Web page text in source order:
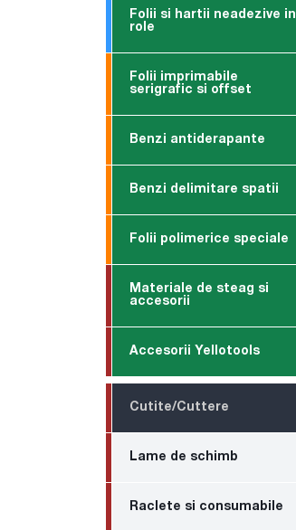
Folii si hartii neadezive in
role
Folii imprimabile
serigrafic si offset
Benzi antiderapante
Benzi delimitare spatii
Folii polimerice speciale
Materiale de steag si
accesorii
Accesorii Yellotools
Cutite/Cuttere
Lame de schimb
Raclete si consumabile